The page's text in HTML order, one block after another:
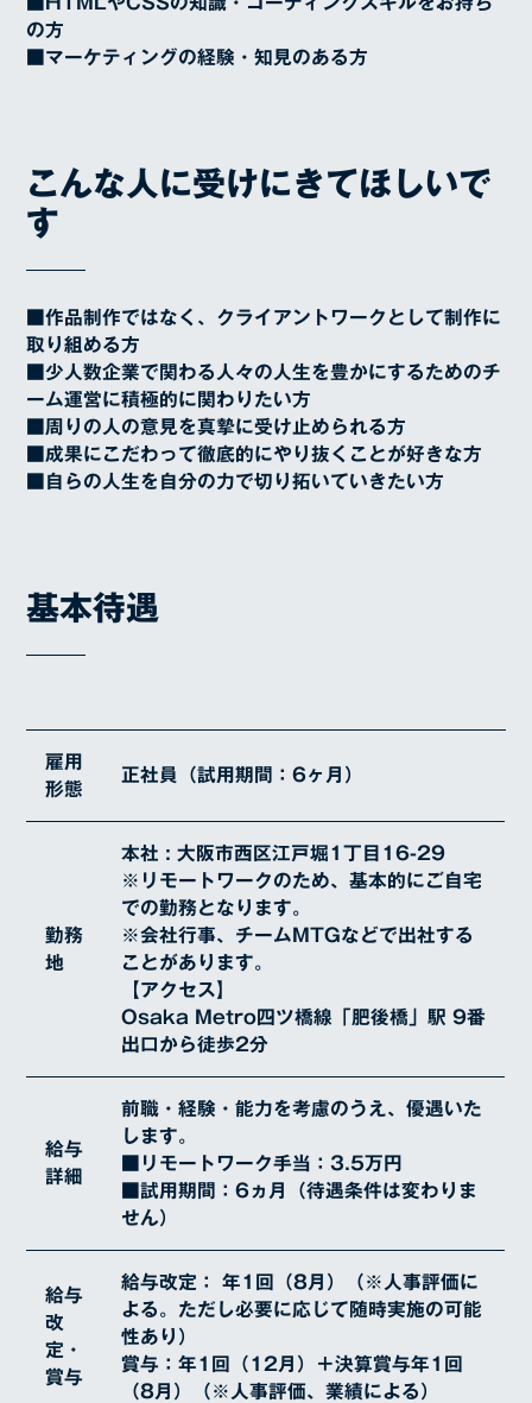
の⽅
■マーケティングの経験・知見のある方
こんな人に受けにきてほしいで
す
■作品制作ではなく、クライアントワークとして制作に
取り組める方
■少人数企業で関わる人々の人生を豊かにするためのチ
ーム運営に積極的に関わりたい方
■周りの人の意見を真摯に受け止められる方
■成果にこだわって徹底的にやり抜くことが好きな方
■自らの人生を自分の力で切り拓いていきたい方
基本待遇
雇用
形態
正社員（試用期間：6ヶ月）
勤務
地
本社 : 大阪市西区江戸堀1丁目16-29
※リモートワークのため、基本的にご自宅
での勤務となります。
※会社行事、チームMTGなどで出社する
ことがあります。
【アクセス】
Osaka Metro四ツ橋線「肥後橋」駅 9番
出口から徒歩2分
給与
詳細
前職・経験・能力を考慮のうえ、優遇いた
します。
■リモートワーク手当：3.5万円
■試用期間：6ヵ月（待遇条件は変わりま
せん）
給与
改
定・
賞与
給与改定： 年1回（8月）（※人事評価に
よる。ただし必要に応じて随時実施の可能
性あり）
賞与：年1回（12月）＋決算賞与年1回
（8月）（※人事評価、業績による）